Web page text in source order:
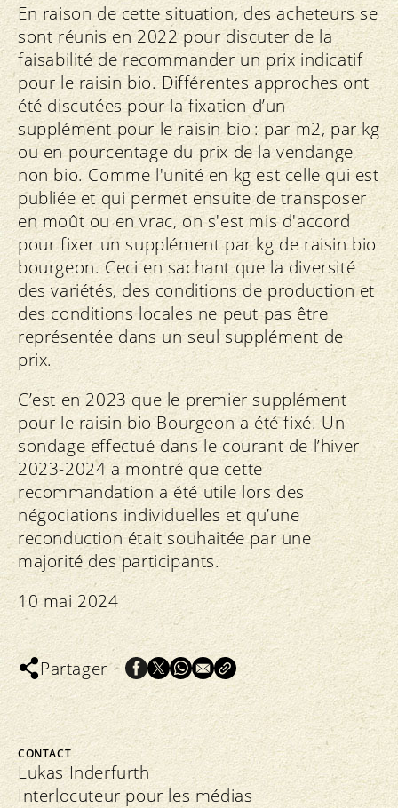
En raison de cette situation, des acheteurs se
sont réunis en 2022 pour discuter de la
faisabilité de recommander un prix indicatif
pour le raisin bio. Différentes approches ont
été discutées pour la fixation d’un
supplément pour le raisin bio : par m2, par kg
ou en pourcentage du prix de la vendange
non bio. Comme l'unité en kg est celle qui est
publiée et qui permet ensuite de transposer
en moût ou en vrac, on s'est mis d'accord
pour fixer un supplément par kg de raisin bio
bourgeon. Ceci en sachant que la diversité
des variétés, des conditions de production et
des conditions locales ne peut pas être
représentée dans un seul supplément de
prix.
C’est en 2023 que le premier supplément
pour le raisin bio Bourgeon a été fixé. Un
sondage effectué dans le courant de l’hiver
2023-2024 a montré que cette
recommandation a été utile lors des
négociations individuelles et qu’une
reconduction était souhaitée par une
majorité des participants.
10 mai 2024
Partager
CONTACT
Lukas Inderfurth
Interlocuteur pour les médias